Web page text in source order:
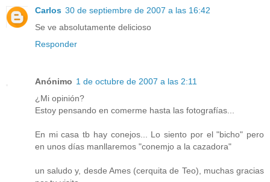
Carlos 30 de septiembre de 2007 a las 16:42
Se ve absolutamente delicioso
Responder
Anónimo 1 de octubre de 2007 a las 2:11
¿Mi opinión?
Estoy pensando en comerme hasta las fotografías...
En mi casa tb hay conejos... Lo siento por el "bicho" pero
en unos días manllaremos "conemjo a la cazadora"
un saludo y, desde Ames (cerquita de Teo), muchas gracias